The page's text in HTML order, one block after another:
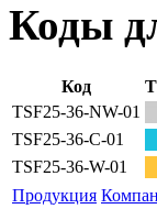
Коды
Код
TSF25-36-NW-01
TSF25-36-C-01
TSF25-36-W-01
Продукция